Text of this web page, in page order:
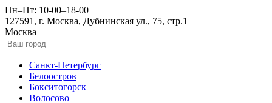
Пн–Пт: 10-00–18-00
127591, г. Москва, Дубнинская ул., 75, стр.1
Москва
Санкт-Петербург
Белоостров
Бокситогорск
Волосово